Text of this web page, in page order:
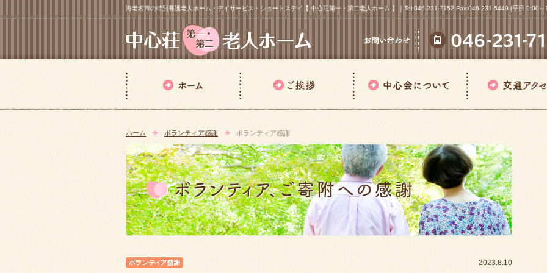
海老名市の特別養護老人ホーム・デイサービス・ショートステイ【 中心荘第一・第二老人ホーム 】｜Tel:046-231-7152 Fax:046-231-5449 (平日 9:00
ホーム ボランティア感謝 ボランティア感謝
2023.8.10